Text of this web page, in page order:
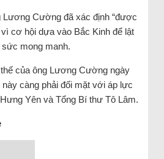
Lương Cường đã xác định “được
cơ hội dựa vào Bắc Kinh để lật
mong manh.
của ông Lương Cường ngày
càng phải đối mặt với áp lực
Yên và Tổng Bí thư Tô Lâm.